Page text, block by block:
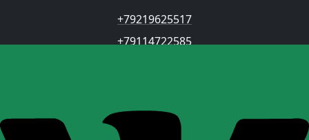
+79219625517
+79114722585